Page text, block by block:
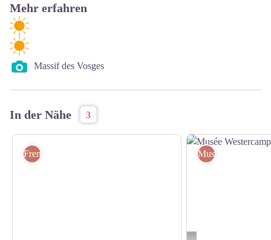
Mehr erfahren
Massif des Vosges
In der Nähe 3
Fremdenverkehrsbüros Museum